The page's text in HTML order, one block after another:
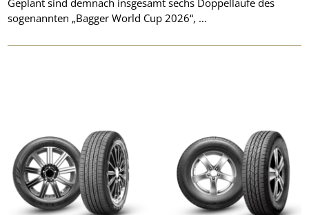
sogenannten „Bagger World Cup 2026“, …